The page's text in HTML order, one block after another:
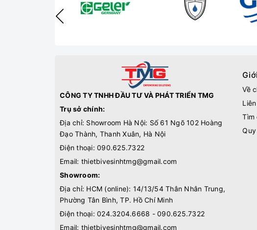
CÔNG TY TNHH ĐẦU TƯ VÀ PHÁT TRIỂN TMG
Trụ sở chính:
Địa chỉ: Showroom Hà Nội: Số 61 Ngõ 102 Hoàng
Đạo Thành, Thanh Xuân, Hà Nội
Điện thoại: 090.625.7322
Email: thietbivesinhtmg@gmail.com
Showroom:
Địa chỉ: HCM (online): 14/13/54 Thân Nhân Trung,
Phường Tân Bình, TP. Hồ Chí Minh
Điện thoại: 024.3204.6668 - 090.625.7322
Email: thietbivesinhtmg@gmail.com
Về
Tìm